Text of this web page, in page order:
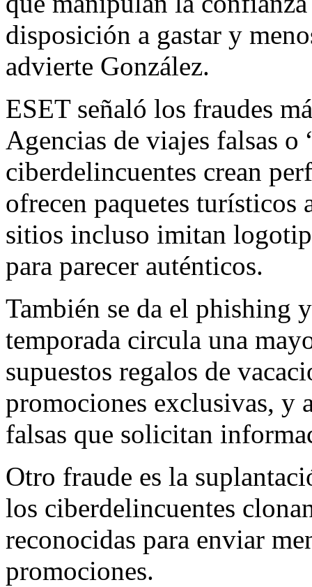
disposición a gastar y
advierte González.
ESET señaló los fraudes
Agencias de viajes falsas o
ciberdelincuentes crean
ofrecen paquetes
sitios incluso imitan
para parecer auténticos.
También se da el phishing
temporada circula una
supuestos regalos de
promociones exclusivas, y
falsas que solicitan
Otro fraude es la
los ciberdelincuentes
reconocidas para enviar
promociones.